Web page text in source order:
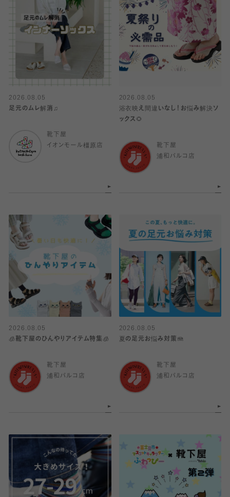
2026.08.05
足元のムレ解消♫
靴下屋
イオンモール橿原店
2026.08.05
浴衣映え間違いなし！お悩み解決ソ
ックス🌻
靴下屋
浦和パルコ店
2026.08.05
🧊靴下屋のひんやりアイテム特集🧊
靴下屋
浦和パルコ店
2026.08.05
夏の足元お悩み対策🪼
靴下屋
浦和パルコ店